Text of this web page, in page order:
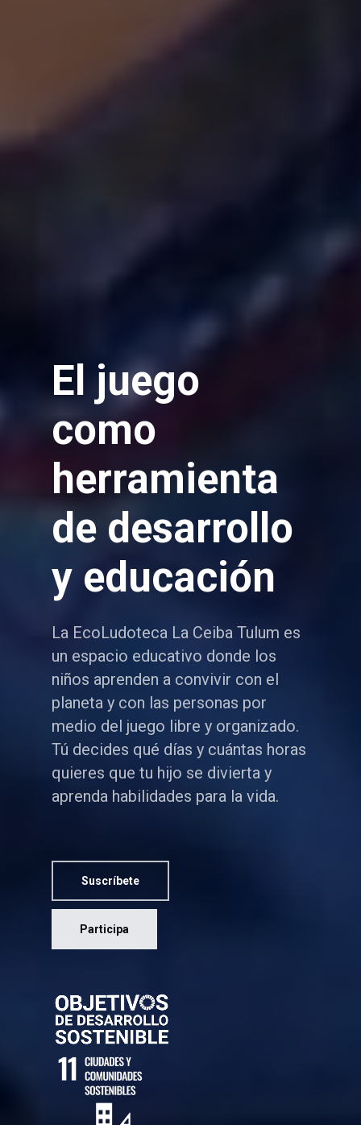
El juego
como
herramienta
de desarrollo
y educación
La EcoLudoteca La Ceiba Tulum es
un espacio educativo donde los
niños aprenden a convivir con el
planeta y con las personas por
medio del juego libre y organizado.
Tú decides qué días y cuántas horas
quieres que tu hijo se divierta y
aprenda habilidades para la vida.
Suscríbete
Participa